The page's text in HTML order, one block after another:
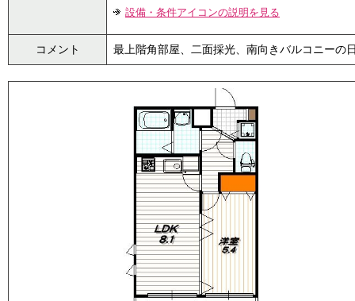
設備・条件アイコンの説明を見る
コメント 最上階角部屋、二面採光、南向きバルコニーの